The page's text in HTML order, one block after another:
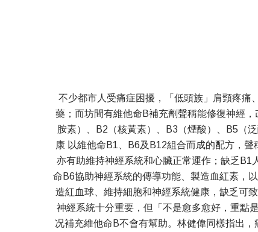
不少都市人受痛症困擾，「低頭族」肩頸疼
藥；而坊間有維他命B補充劑聲稱能修復神經
胺素）、B2（核黃素）、B3（煙酸）、B5（
康 以維他命B1、B6及B12組合而成的配方，
亦有助維持神經系統和心臟正常運作；缺乏
命B6協助神經系統的傳導功能、製造血紅素，
造紅血球、維持細胞和神經系統健康，缺乏可
神經系統十分重要，但「不是愈多愈好，重點
况補充維他命B不會有幫助。林健偉同樣指出